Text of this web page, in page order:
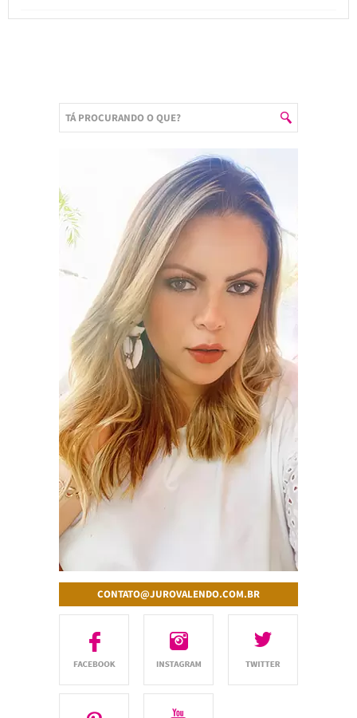
CONTATO@JUROVALENDO.COM.BR